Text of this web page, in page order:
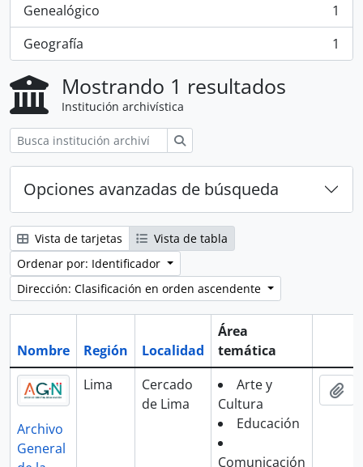
Genealógico
, 1 resultados
1
Geografía
, 1 resultados 1
Mostrando 1 resultados
Institución archivística
Opciones avanzadas de búsqueda
Vista de tarjetas
Vista de tabla
Ordenar por: Identificador
Dirección: Clasificación en orden ascendente
Nombre Región Localidad
Área
temática
Archivo
General
Lima
Cercado
de Lima
Arte y
Cultura
Educación
Comunicación